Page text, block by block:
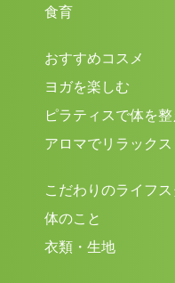
食育
おすすめコスメ
ヨガを楽しむ
ピラティスで体を整
アロマでリラックス
こだわりのライフ
体のこと
衣類・生地